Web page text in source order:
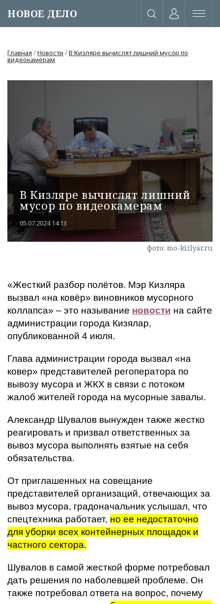
НОВОЕ ДЕЛО
или через соц. сети
Главная /Новости /В Кизляре вычислят лишний мусор по
видеокамерам
В Кизляре вычислят лишний
мусор по видеокамерам
05.07.2024 14:13
фото: mo-kizlyar.ru
«Жесткий разбор полётов. Мэр Кизляра
вызвал «на ковёр» виновников мусорного
коллапса» – это называние новости на сайте
администрации города Кизялар,
опубликованной 4 июля.
Глава администрации города вызвал «на
ковер» представителей регоператора по
вывозу мусора и ЖКХ в связи с потоком
жалоб жителей города на мусорные завалы.
Александр Шувалов вынужден также жестко
реагировать и призвал ответственных за
вывоз мусора выполнять взятые на себя
обязательства.
От приглашенных на совещание
представителей организаций, отвечающих за
вывоз мусора, градоначальник услышал, что
спецтехника работает, но ее недостаточно
для уборки всех контейнерных площадок и
частного сектора.
Шувалов в самой жесткой форме потребовал
дать решения по наболевшей проблеме. Он
также потребовал ответа на вопрос, почему